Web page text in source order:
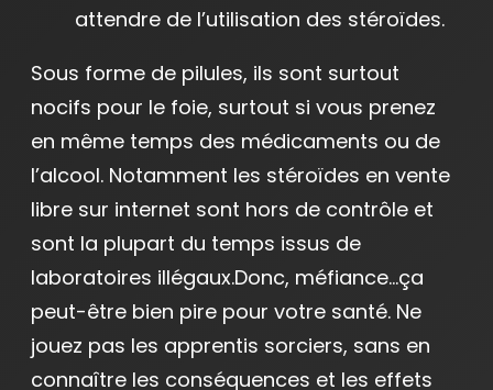
attendre de l’utilisation des stéroïdes.
Sous forme de pilules, ils sont surtout
nocifs pour le foie, surtout si vous prenez
en même temps des médicaments ou de
l’alcool. Notamment les stéroïdes en vente
libre sur internet sont hors de contrôle et
sont la plupart du temps issus de
laboratoires illégaux.Donc, méfiance…ça
peut-être bien pire pour votre santé. Ne
jouez pas les apprentis sorciers, sans en
connaître les conséquences et les effets